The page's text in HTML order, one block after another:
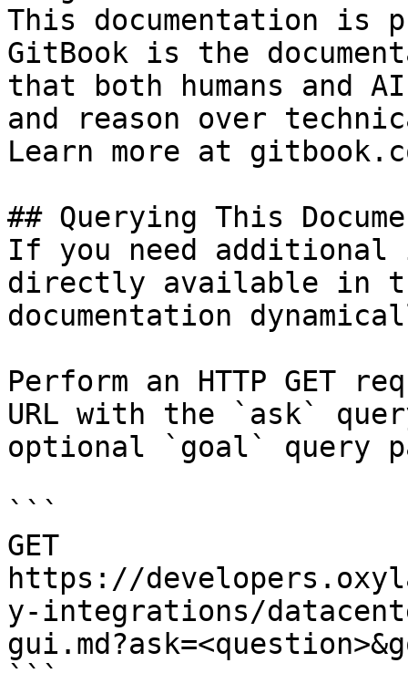
This documentation is
GitBook is the
that both humans and
and reason over
Learn more at
## Querying This
If you need
directly available in
documentation
Perform an HTTP GET
URL with the `ask`
optional `goal` query
```
GET
https://
y-integrations/
```